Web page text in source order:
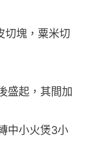
切塊，粟米切
盛起，其間加
中小火煲3小